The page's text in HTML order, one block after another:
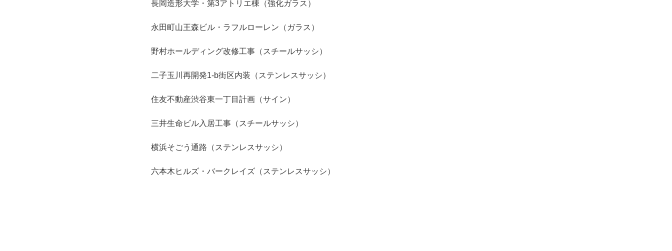
長岡造形大学・第3アトリエ棟（強化ガラス）
永田町山王森ビル・ラフルローレン（ガラス）
野村ホールディング改修工事（スチールサッシ）
二子玉川再開発1-b街区内装（ステンレスサッシ）
住友不動産渋谷東一丁目計画（サイン）
三井生命ビル入居工事（スチールサッシ）
横浜そごう通路（ステンレスサッシ）
六本木ヒルズ・バークレイズ（ステンレスサッシ）